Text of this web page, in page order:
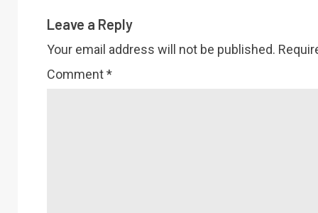
Leave a Reply
Your email address will not be published.
Comment*